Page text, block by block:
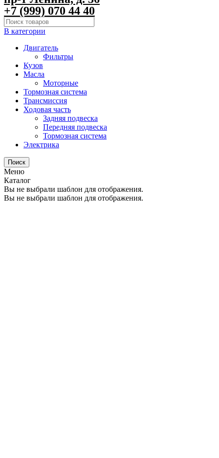
+7 (999) 070 44 40
В категории
Двигатель
Фильтры
Кузов
Масла
Моторные
Тормозная система
Трансмиссия
Ходовая часть
Задняя подвеска
Передняя подвеска
Тормозная система
Электрика
Поиск
Меню
Каталог
Вы не выбрали шаблон для отображения.
Вы не выбрали шаблон для отображения.